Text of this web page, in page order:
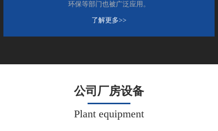
环保等部门也被广泛应用。
了解更多>>
公司厂房设备
Plant equipment